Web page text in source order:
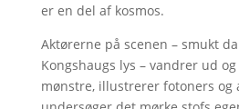
er en del af kosmos.
Aktørerne på scenen – smukt
Kongshaugs lys – vandrer ud
mønstre, illustrerer fotoners og